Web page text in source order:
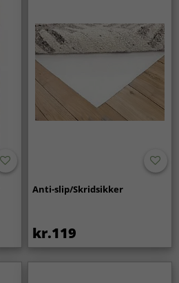
Anti-slip/Skridsikker
kr.119